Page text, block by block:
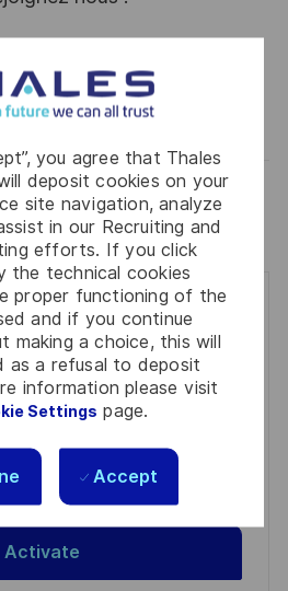
you agree that Thales
deposit cookies on your
site navigation, analyze
in our Recruiting and
efforts. If you click
the technical cookies
proper functioning of the
and if you continue
making a choice, this will
as a refusal to deposit
information please visit
Settings page.
Accept
Save
similar jobs
once a week
terms of processing
Activate